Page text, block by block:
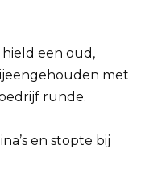
een oud,
met
runde.
en stopte bij